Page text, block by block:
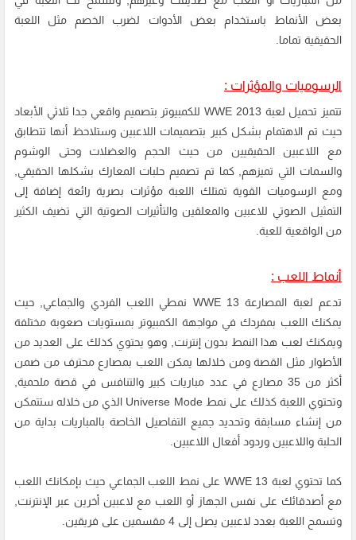
بعض الأنماط باستخدام بعض الأدوات لضرب الخصم مثل اللعبة
الحقيقية تماما.
الرسوميات والمؤثرات :
تتميز تحميل لعبة WWE 2013 للكمبيوتر بتصميم واقعي جدا ثلاثي الأبعاد
حيث تم الاهتمام بشكل كبير بتصميمات اللاعبين وستلاحظ أنها تتطابق
مع اللاعبين الحقيقيين من حيث الحجم والعضلات وحتى الوشوم
والسمات التي تميزهم, كما تم تصميم حلبات المعارك بشكلها الحقيقي,
ومع الرسوميات القوية تمتلك اللعبة مؤثرات بصرية رائعة إضافة إلى
التمثيل الصوتي للاعبين والمعلقين والتأثيرات الصوتية التي تضيف الكثير
من الواقعية للعبة.
أنماط اللعب :
تدعم لعبة المصارعة WWE 13 نمطي اللعب الفردي والجماعي, حيث
يمكنك اللعب بمفردك في مواجهة الكمبيوتر بمستويات صعوبة مختلفة
ويمكنك لعب هذا النمط بدون إنترنت, وهو يحتوي كذلك على العديد من
الأطوار مثل القصة ومن خلالها يمكن اللعب بمصارع محترف من ضمن
أكثر من 35 مصارع في عدد مباريات كبير والتنافس في قصة ملحمية,
وتحتوي اللعبة كذلك على نمط Universe Mode الذي من خلاله ستتمكن
من إنشاء مسابقة وتحديد جميع التفاصيل الخاصة بالمباريات بداية من
الحلبة واللاعبين وردود أفعال اللاعبين.
كما تحتوي لعبة WWE 13 على نمط اللعب الجماعي حيث بإمكانك اللعب
مع أصدقائك على نفس الجهاز أو اللعب مع لاعبين أخرين عبر الإنترنت,
وتسمح اللعبة بعدد لاعبين يصل إلى 4 مقسمين على فريقين.